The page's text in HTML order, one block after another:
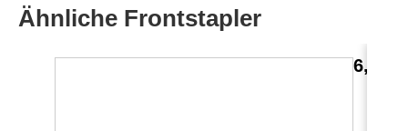
Ähnliche Frontstapler
6,0 t